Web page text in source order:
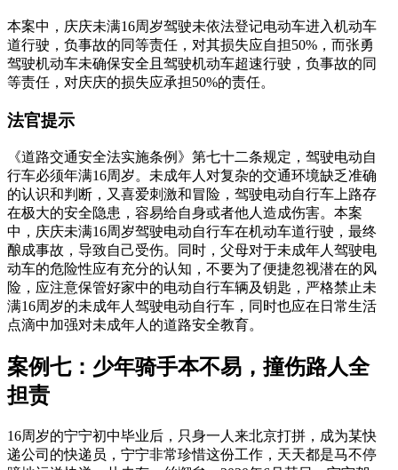
本案中，庆庆未满16周岁驾驶未依法登记电动车进入机动车
道行驶，负事故的同等责任，对其损失应自担50%，而张勇
驾驶机动车未确保安全且驾驶机动车超速行驶，负事故的同
等责任，对庆庆的损失应承担50%的责任。
法官提示
《道路交通安全法实施条例》第七十二条规定，驾驶电动自
行车必须年满16周岁。未成年人对复杂的交通环境缺乏准确
的认识和判断，又喜爱刺激和冒险，驾驶电动自行车上路存
在极大的安全隐患，容易给自身或者他人造成伤害。本案
中，庆庆未满16周岁驾驶电动自行车在机动车道行驶，最终
酿成事故，导致自己受伤。同时，父母对于未成年人驾驶电
动车的危险性应有充分的认知，不要为了便捷忽视潜在的风
险，应注意保管好家中的电动自行车辆及钥匙，严格禁止未
满16周岁的未成年人驾驶电动自行车，同时也应在日常生活
点滴中加强对未成年人的道路安全教育。
案例七：少年骑手本不易，撞伤路人全
担责
16周岁的宁宁初中毕业后，只身一人来北京打拼，成为某快
递公司的快递员，宁宁非常珍惜这份工作，天天都是马不停